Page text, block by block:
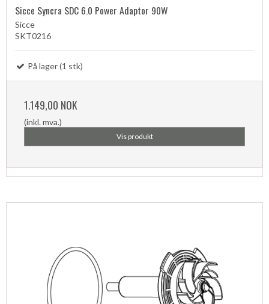
Sicce Syncra SDC 6.0 Power Adaptor 90W
Sicce
SKT0216
På lager (1 stk)
1.149,00 NOK
(inkl. mva.)
Vis produkt